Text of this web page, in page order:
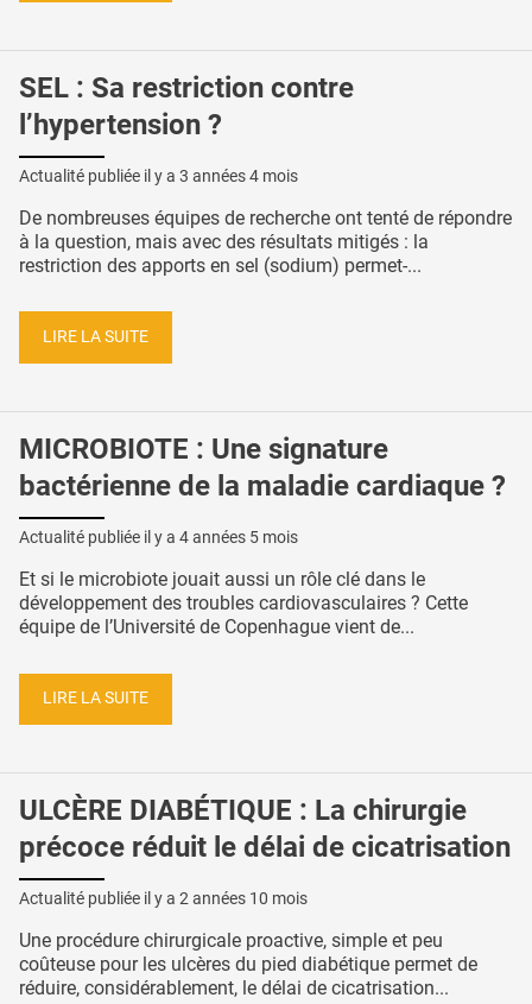
SEL : Sa restriction contre
l’hypertension ?
Actualité publiée il y a 3 années 4 mois
De nombreuses équipes de recherche ont tenté de répondre
à la question, mais avec des résultats mitigés : la
restriction des apports en sel (sodium) permet-...
LIRE LA SUITE
MICROBIOTE : Une signature
bactérienne de la maladie cardiaque ?
Actualité publiée il y a 4 années 5 mois
Et si le microbiote jouait aussi un rôle clé dans le
développement des troubles cardiovasculaires ? Cette
équipe de l’Université de Copenhague vient de...
LIRE LA SUITE
ULCÈRE DIABÉTIQUE : La chirurgie
précoce réduit le délai de cicatrisation
Actualité publiée il y a 2 années 10 mois
Une procédure chirurgicale proactive, simple et peu
coûteuse pour les ulcères du pied diabétique permet de
réduire, considérablement, le délai de cicatrisation...